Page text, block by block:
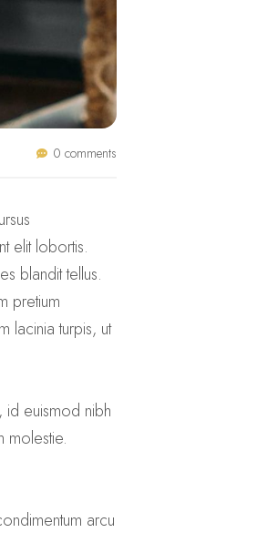
0 comments
elit lobortis.
blandit tellus.
pretium
lacinia turpis, ut
id euismod nibh
molestie.
arcu